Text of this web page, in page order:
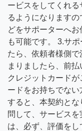
ービスをしてくれ
るようになります
どをサポーターへ
も可能です。 3.サ
たら、依頼者様側
まりましたら、前払
クレジットカード
ードをお持ちでな
すると、本契約と
問して、サービス
は、必ず、評価を